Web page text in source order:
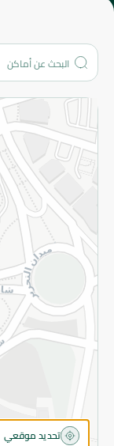
تحديد موقعي
من نحن؟
المزيد
الاسترجاع
سياسة الخصوصية
قم بالتسجيل للنشرة
©2026 - Spinneys | جميع الحقوق محفوظة